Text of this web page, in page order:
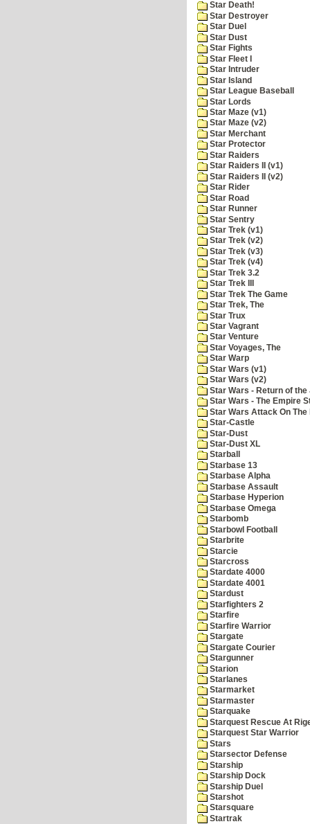
Star Death!
Star Destroyer
Star Duel
Star Dust
Star Fights
Star Fleet I
Star Intruder
Star Island
Star League Baseball
Star Lords
Star Maze (v1)
Star Maze (v2)
Star Merchant
Star Protector
Star Raiders
Star Raiders II (v1)
Star Raiders II (v2)
Star Rider
Star Road
Star Runner
Star Sentry
Star Trek (v1)
Star Trek (v2)
Star Trek (v3)
Star Trek (v4)
Star Trek 3.2
Star Trek III
Star Trek The Game
Star Trek, The
Star Trux
Star Vagrant
Star Venture
Star Voyages, The
Star Warp
Star Wars (v1)
Star Wars (v2)
Star Wars - Return of
Star Wars - The Empire
Star Wars Attack On The
Star-Castle
Star-Dust
Star-Dust XL
Starball
Starbase 13
Starbase Alpha
Starbase Assault
Starbase Hyperion
Starbase Omega
Starbomb
Starbowl Football
Starbrite
Starcie
Starcross
Stardate 4000
Stardate 4001
Stardust
Starfighters 2
Starfire
Starfire Warrior
Stargate
Stargate Courier
Stargunner
Starion
Starlanes
Starmarket
Starmaster
Starquake
Starquest Rescue At
Starquest Star Warrior
Stars
Starsector Defense
Starship
Starship Dock
Starship Duel
Starshot
Starsquare
Startrak